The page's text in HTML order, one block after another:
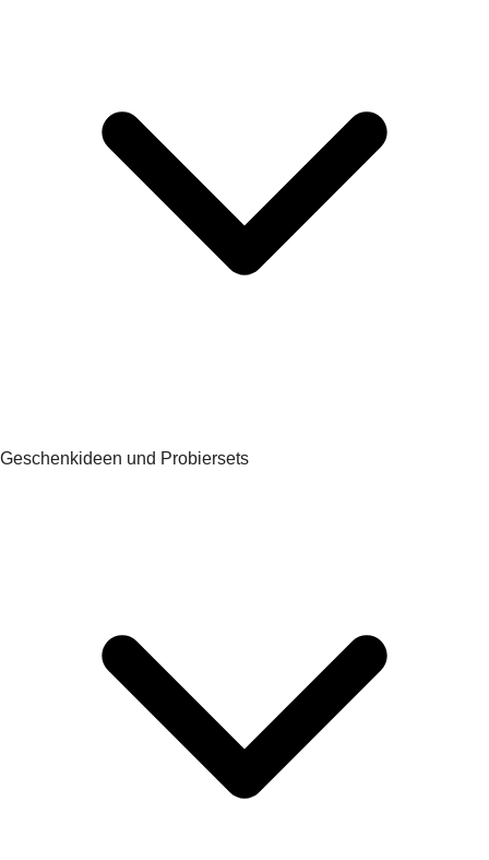
Geschenkideen und Probiersets